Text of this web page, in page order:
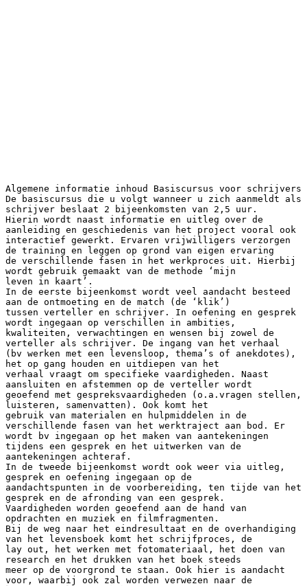
Algemene informatie inhoud Basiscursus voor schrijvers
De basiscursus die u volgt wanneer u zich aanmeldt als
schrijver beslaat 2 bijeenkomsten van 2,5 uur.
Hierin wordt naast informatie en uitleg over de
aanleiding en geschiedenis van het project vooral ook
interactief gewerkt. Ervaren vrijwilligers verzorgen
de training en leggen op grond van eigen ervaring
de verschillende fasen in het werkproces uit. Hierbij
wordt gebruik gemaakt van de methode ‘mijn
leven in kaart’.
In de eerste bijeenkomst wordt veel aandacht besteed
aan de ontmoeting en de match (de ‘klik’)
tussen verteller en schrijver. In oefening en gesprek
wordt ingegaan op verschillen in ambities,
kwaliteiten, verwachtingen en wensen bij zowel de
verteller als schrijver. De ingang van het verhaal
(bv werken met een levensloop, thema’s of anekdotes),
het op gang houden en uitdiepen van het
verhaal vraagt om specifieke vaardigheden. Naast
aansluiten en afstemmen op de verteller wordt
geoefend met gespreksvaardigheden (o.a.vragen stellen,
luisteren, samenvatten). Ook komt het
gebruik van materialen en hulpmiddelen in de
verschillende fasen van het werktraject aan bod. Er
wordt bv ingegaan op het maken van aantekeningen
tijdens een gesprek en het uitwerken van de
aantekeningen achteraf.
In de tweede bijeenkomst wordt ook weer via uitleg,
gesprek en oefening ingegaan op de
aandachtspunten in de voorbereiding, ten tijde van het
gesprek en de afronding van een gesprek.
Vaardigheden worden geoefend aan de hand van
opdrachten en muziek en filmfragmenten.
Bij de weg naar het eindresultaat en de overhandiging
van het levensboek komt het schrijfproces, de
lay out, het werken met fotomateriaal, het doen van
research en het drukken van het boek steeds
meer op de voorgrond te staan. Ook hier is aandacht
voor, waarbij ook zal worden verwezen naar de